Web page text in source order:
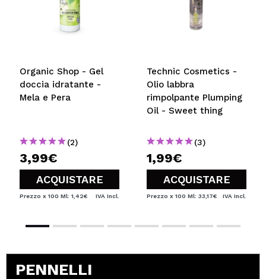
Organic Shop - Gel
doccia idratante -
Mela e Pera
(2)
3,99€
ACQUISTARE
Prezzo x 100 Ml: 1,42€ IVA Incl.
Technic Cosmetics -
Olio labbra
rimpolpante Plumping
Oil - Sweet thing
(3)
1,99€
ACQUISTARE
Prezzo x 100 Ml: 33,17€ IVA Incl.
PENNELLI